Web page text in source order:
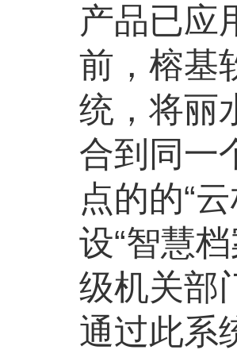
产品已应
前，榕基
统，将丽
合到同一
点的的“
设“智慧
级机关部
通过此系